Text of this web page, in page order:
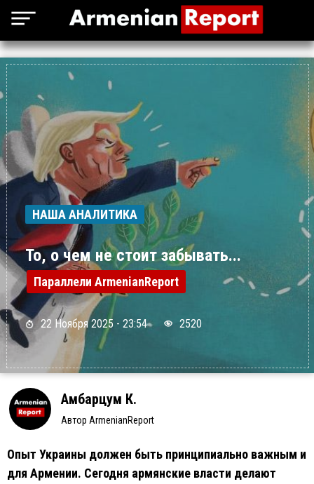
НАША АНАЛИТИКА
То, о чем не стоит забывать...
Параллели ArmenianReport
22 Ноября 2025 - 23:54 2520
Амбарцум К.
Автор ArmenianReport
Опыт Украины должен быть принципиально важным и
для Армении. Сегодня армянские власти делают